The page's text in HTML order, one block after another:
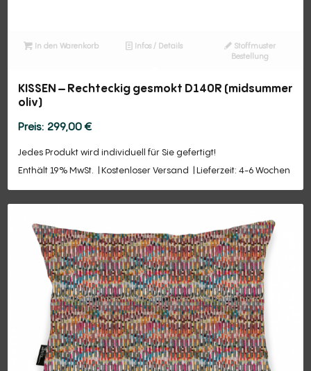
In den Warenkorb Infos / Details
Stoffmuster
Bestellung
KISSEN – Rechteckig gesmokt D140R (midsummer
oliv)
299,00€
Jedes Produkt wird individuell für Sie gefertigt!
Enthält 19% MwSt.
Kostenloser Versand Lieferzeit: 4-6 Wochen